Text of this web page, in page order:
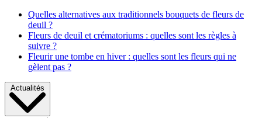
Quelles alternatives aux traditionnels bouquets de fleurs de
deuil ?
Fleurs de deuil et crématoriums : quelles sont les règles à
suivre ?
Fleurir une tombe en hiver : quelles sont les fleurs qui ne
gèlent pas ?
Actualités